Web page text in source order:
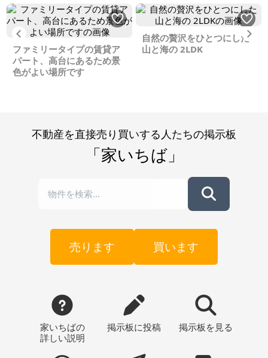
Previous
ファミリータイプの賃貸ア
パート、高台にあるため景
色がよい場所です
自然の贅沢をひとつにした
山と海の 2LDK
不動産を直接売り買いする人たちの掲示板
「家いちば」
売ります 買います
家いちばの
詳しい説明
掲示板に投稿 掲示板 を見る